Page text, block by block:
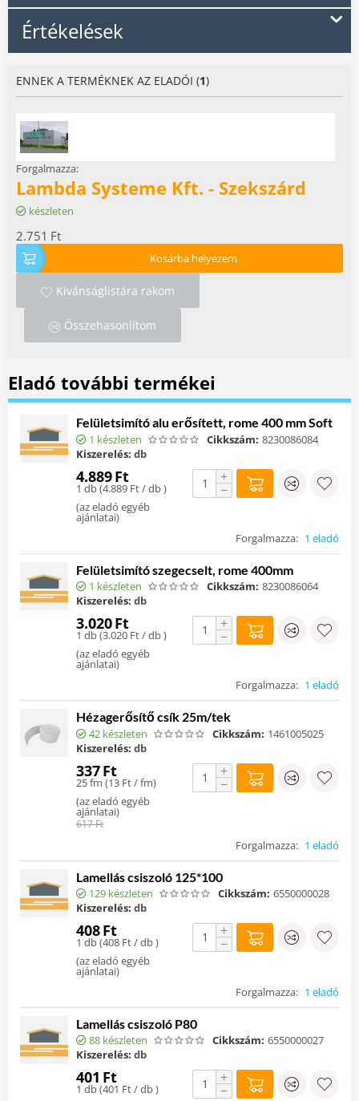
Értékelések
ENNEK A TERMÉKNEK AZ ELADÓI (1)
Forgalmazza:
Lambda Systeme Kft. - Szekszárd
készleten
2.751 Ft
Kosárba helyezem
Kivánságlistára rakom
Összehasonlítom
Eladó további termékei
Felületsimító alu erősített, rome 400 mm Soft
1 készleten Cikkszám: 8230086084
Kiszerelés: db
4.889Ft
1 db (4.889 Ft/ db )
(az eladó egyéb
ajánlatai)
+
−
Forgalmazza: 1 eladó
Felületsimító szegecselt, rome 400mm
1 készleten Cikkszám: 8230086064
Kiszerelés: db
3.020Ft
1 db (3.020 Ft/ db )
(az eladó egyéb
ajánlatai)
+
−
Forgalmazza: 1 eladó
Hézagerősítő csík 25m/tek
42 készleten Cikkszám: 1461005025
Kiszerelés: db
337Ft
25 fm (13 Ft/ fm)
(az eladó egyéb
ajánlatai)
617Ft
+
−
Forgalmazza: 1 eladó
Lamellás csiszoló 125*100
129 készleten Cikkszám: 6550000028
Kiszerelés: db
408Ft
1 db (408 Ft/ db )
(az eladó egyéb
ajánlatai)
+
−
Forgalmazza: 1 eladó
Lamellás csiszoló P80
88 készleten Cikkszám: 6550000027
Kiszerelés: db
401 Ft
1 db (401 Ft/ db )
+
−